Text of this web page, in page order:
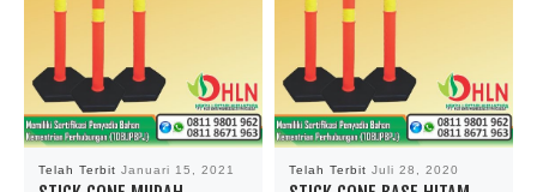
Telah Terbit Januari 15, 2021 Telah Terbit Juli 28, 2020